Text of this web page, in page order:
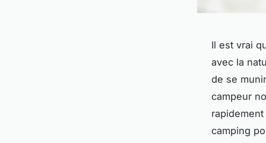
Il est vrai
avec la
de se
campeur
camping